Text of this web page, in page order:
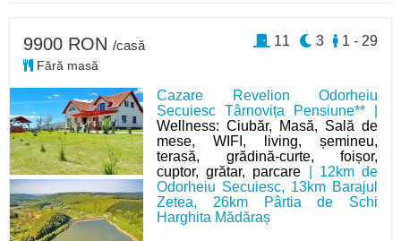
Cazare Revelion Odorheiu
Secuiesc Târnovița Pensiune** |
Wellness: Ciubăr, Masă, Sală de
mese, WIFI, living, șemineu,
terasă, grădină-curte, foișor,
cuptor, grătar, parcare | 12km de
Odorheiu Secuiesc, 13km Barajul
Zetea, 26km Pârtia de Schi
Harghita Mădăraș
9900 RON /casă
Fără masă
1 - 29
3
11